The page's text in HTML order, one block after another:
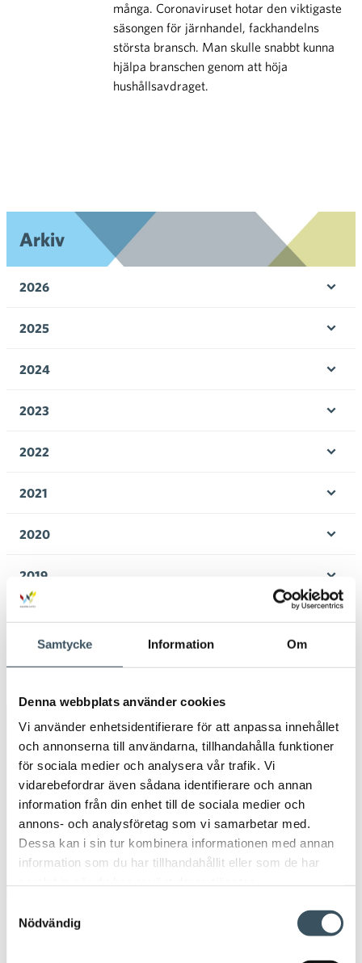
Samtycke Information Om
Denna webbplats använder cookies
Vi använder enhetsidentifierare för att anpassa innehållet
och annonserna till användarna, tillhandahålla funktioner
för sociala medier och analysera vår trafik. Vi
vidarebefordrar även sådana identifierare och annan
information från din enhet till de sociala medier och
annons- och analysföretag som vi samarbetar med.
Dessa kan i sin tur kombinera informationen med annan
information som du har tillhandahållit eller som de har
Nödvändig
många. Coronaviruset hotar den viktigaste
säsongen för järnhandel, fackhandelns
största bransch. Man skulle snabbt kunna
hjälpa branschen genom att höja
hushållsavdraget.
Arkiv
2026
2025
2024
2023
2022
2021
2020
2019
Avainsanat
Arbetsavtal arbetsavtalsblankett
Arbetsintyg arbetsliv beskattningen
butiksäkerhet circulär ekonomi coronavirus
Detaljhandelns Forskningsstiftelse digitala inköp
digitala köp